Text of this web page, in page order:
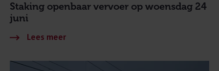
Staking openbaar vervoer op woensdag 24
juni